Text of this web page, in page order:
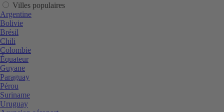
Villes populaires
Argentine
Bolivie
Brésil
Chili
Colombie
Équateur
Guyane
Paraguay
Pérou
Suriname
Uruguay